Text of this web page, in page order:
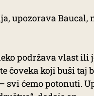
upozorava Baucal,
podržava vlast
čoveka koji buši taj
ćemo potonuti.